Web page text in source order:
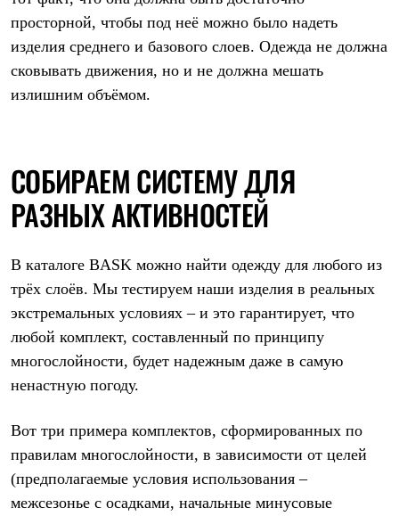
просторной, чтобы под неё можно было надеть
изделия среднего и базового слоев. Одежда не должна
сковывать движения, но и не должна мешать
излишним объёмом.
СОБИРАЕМ СИСТЕМУ ДЛЯ
РАЗНЫХ АКТИВНОСТЕЙ
В каталоге BASK можно найти одежду для любого из
трёх слоёв. Мы тестируем наши изделия в реальных
экстремальных условиях – и это гарантирует, что
любой комплект, составленный по принципу
многослойности, будет надежным даже в самую
ненастную погоду.
Вот три примера комплектов, сформированных по
правилам многослойности, в зависимости от целей
(предполагаемые условия использования –
межсезонье с осадками, начальные минусовые